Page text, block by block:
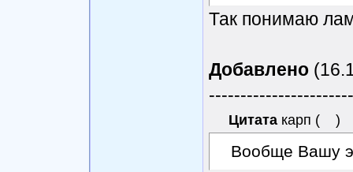
Так понимаю
Добавлено
Цитата карп ( )
Вообще Вашу